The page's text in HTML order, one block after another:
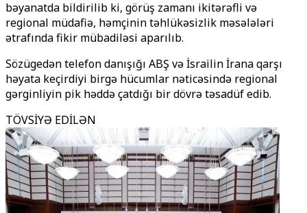
bəyanatda bildirilib ki, görüş zamanı ikitərəfli və
regional müdafiə, həmçinin təhlükəsizlik məsələləri
ətrafında fikir mübadiləsi aparılıb.
Sözügedən telefon danışığı ABŞ və İsrailin İrana qarşı
həyata keçirdiyi birgə hücumlar nəticəsində regional
gərginliyin pik həddə çatdığı bir dövrə təsadüf edib.
TÖVSİYƏ EDİLƏN